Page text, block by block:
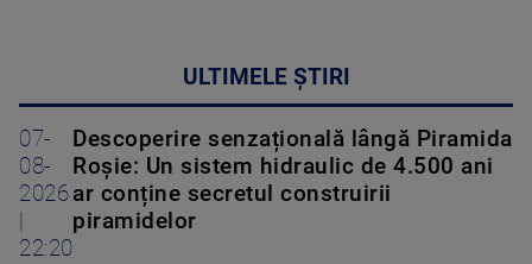
ULTIMELE ȘTIRI
07-
08-
2026
22:20
Descoperire senzațională lângă Piramida
Roșie: Un sistem hidraulic de 4.500 ani
ar conține secretul construirii
piramidelor